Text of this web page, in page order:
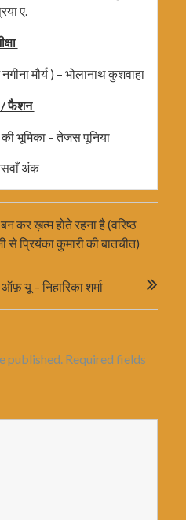
ए.
मौर्य ) – भोलानाथ कुशवाहा
/ फैशन
भूमिका – तेजस पूनिया
अंक
कर ख़त्म होते रहना है (वरिष्ठ
से प्रियंका कुमारी की बातचीत)
यू – निहारिका शर्मा
published. Required fields